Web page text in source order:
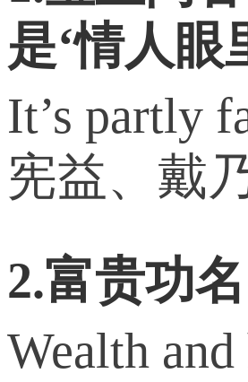
是‘情人眼
It’s partly
宪益、戴
2.富贵功
Wealth